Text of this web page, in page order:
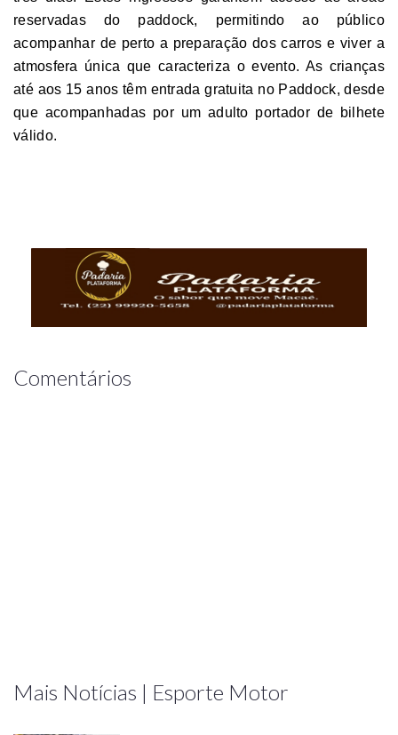
reservadas do paddock, permitindo ao público
acompanhar de perto a preparação dos carros e viver a
atmosfera única que caracteriza o evento. As crianças
até aos 15 anos têm entrada gratuita no Paddock, desde
que acompanhadas por um adulto portador de bilhete
válido.
Comentários
Mais Notícias | Esporte Motor